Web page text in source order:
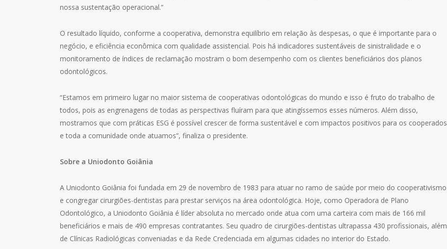
nossa sustentação operacional.”
O resultado líquido, conforme a cooperativa, demonstra equilíbrio em relação às despesas, o que é importante para o
negócio, e eficiência econômica com qualidade assistencial. Pois há indicadores sustentáveis de sinistralidade e o
monitoramento de índices de reclamação mostram o bom desempenho com os clientes beneficiários dos planos
odontológicos.
“Estamos em primeiro lugar no maior sistema de cooperativas odontológicas do mundo e isso é fruto do trabalho de
todos, pois as engrenagens de todas as perspectivas fluíram para que atingíssemos esses números. Além disso,
mostramos que com práticas ESG é possível crescer de forma sustentável e com impactos positivos para os cooperados
e toda a comunidade onde atuamos”, finaliza o presidente.
Sobre a Uniodonto Goiânia
A Uniodonto Goiânia foi fundada em 29 de novembro de 1983 para atuar no ramo de saúde por meio do cooperativismo
e congregar cirurgiões-dentistas para prestar serviços na área odontológica. Hoje, como Operadora de Plano
Odontológico, a Uniodonto Goiânia é líder absoluta no mercado onde atua com uma carteira com mais de 166 mil
beneficiários e mais de 490 empresas contratantes. Seu quadro de cirurgiões-dentistas ultrapassa 430 profissionais, além
de Clínicas Radiológicas conveniadas e da Rede Credenciada em algumas cidades no interior do Estado.